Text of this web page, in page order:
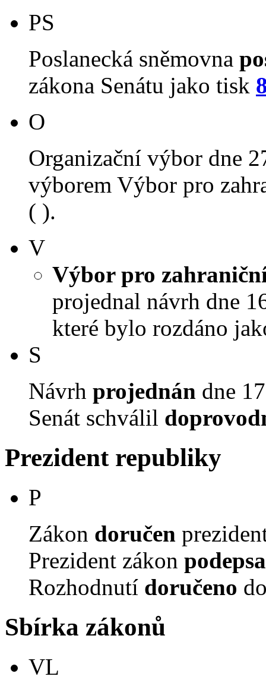
PS
Poslanecká sněmovna
zákona Senátu jako tisk
O
Organizační výbor dne
výborem Výbor pro
( ).
V
Výbor pro
projednal návrh dne
které bylo rozdáno
S
Návrh projednán dne
Senát schválil
Prezident republiky
P
Zákon doručen
Prezident zákon
Rozhodnutí doručeno
Sbírka zákonů
VL